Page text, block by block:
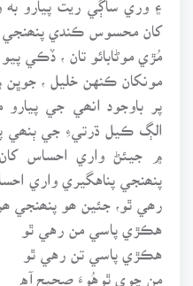
کان محسوس ڪندي پنھنجي
مُڙي موڻابائو تان ، ڏڪي پيو
مونکان ڪنهن خليل ، جوڀن
پر باوجود انھي جي
الڳ ڪيل ڌرتيءِ جي ٻنھي
۾ جيئڻ واري احساس
پنھنجي پناهگيري واري
رھي ٿو، جئين ھو پنھنجي
هڪڙي پاسي من رهي ٿو
هڪڙي پاسي تن رهي ٿو
من چوي ٿوهُوءَ صحيح آه